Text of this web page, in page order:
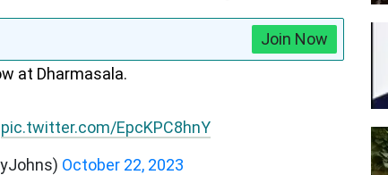
Join Now
at Dharmasala.
pic.twitter.com/EpcKPC8hnY
October 22, 2023